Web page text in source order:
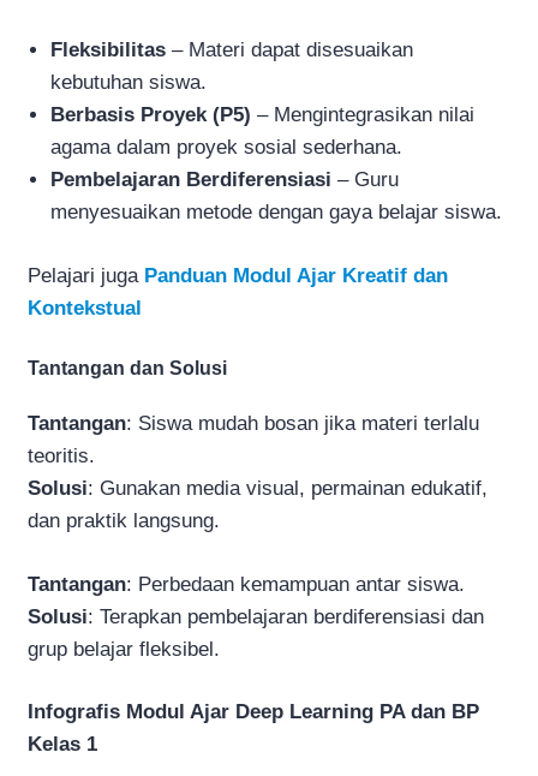
Fleksibilitas – Materi dapat disesuaikan
kebutuhan siswa.
Berbasis Proyek (P5) – Mengintegrasikan nilai
agama dalam proyek sosial sederhana.
Pembelajaran Berdiferensiasi – Guru
menyesuaikan metode dengan gaya belajar siswa.
Pelajari juga Panduan Modul Ajar Kreatif dan
Kontekstual
Tantangan dan Solusi
Tantangan: Siswa mudah bosan jika materi terlalu
teoritis.
Solusi: Gunakan media visual, permainan edukatif,
dan praktik langsung.
Tantangan: Perbedaan kemampuan antar siswa.
Solusi: Terapkan pembelajaran berdiferensiasi dan
grup belajar fleksibel.
Infografis Modul Ajar Deep Learning PA dan BP
Kelas 1